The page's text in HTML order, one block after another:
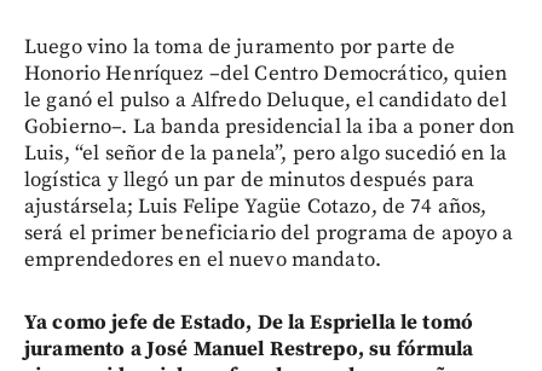
Luego vino la toma de juramento por parte de
Honorio Henríquez –del Centro Democrático, quien
le ganó el pulso a Alfredo Deluque, el candidato del
Gobierno–. La banda presidencial la iba a poner don
Luis, “el señor de la panela”, pero algo sucedió en la
logística y llegó un par de minutos después para
ajustársela; Luis Felipe Yagüe Cotazo, de 74 años,
será el primer beneficiario del programa de apoyo a
emprendedores en el nuevo mandato.
Ya como jefe de Estado, De la Espriella le tomó
juramento a José Manuel Restrepo, su fórmula